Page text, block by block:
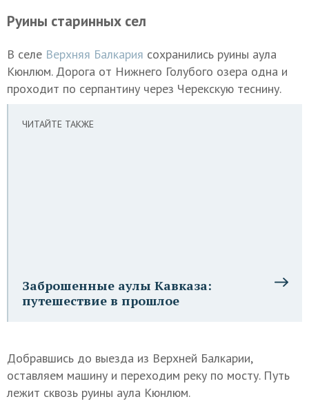
Руины старинных сел
В селе Верхняя Балкария сохранились руины аула
Кюнлюм. Дорога от Нижнего Голубого озера одна и
проходит по серпантину через Черекскую теснину.
ЧИТАЙТЕ ТАКЖЕ
Заброшенные аулы Кавказа:
путешествие в прошлое
Добравшись до выезда из Верхней Балкарии,
оставляем машину и переходим реку по мосту. Путь
лежит сквозь руины аула Кюнлюм.